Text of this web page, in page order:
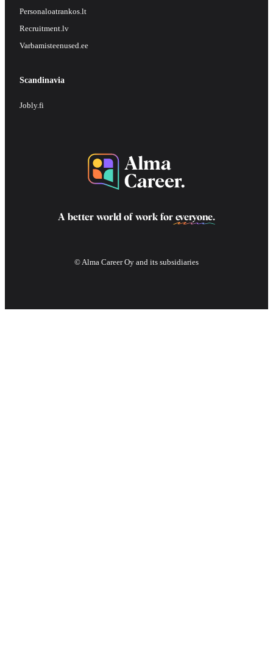
Personaloatrankos.lt
Recruitment.lv
Varbamisteenused.ee
Scandinavia
Jobly.fi
A better world of work for everyone.
© Alma Career Oy and its subsidiaries